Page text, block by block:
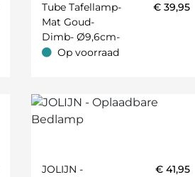
Tube Tafellamp-
Mat Goud-
Dimb- Ø9,6cm-
GU10
€ 39,95
Op voorraad
Op voorraad
JOLIJN -
€ 41,95